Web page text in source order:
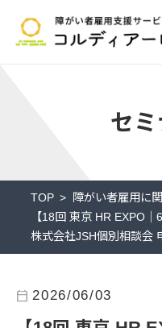
セミ
TOP
障がい者雇用に
【18回 東京 HR EXPO｜6
株式会社JSH個別相談会
calendar_today 2026/06/03